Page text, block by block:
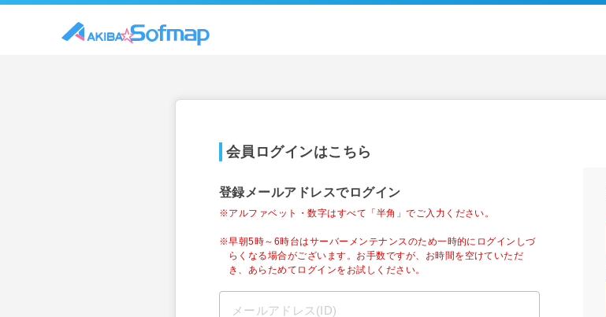
会員ログインはこちら
登録メールアドレスでログイン
※アルファベット・数字はすべて「半角」でご入力ください。
※早朝5時～6時台はサーバーメンテナンスのため一時的にログインしづ
らくなる場合がございます。お手数ですが、お時間を空けていただ
き、あらためてログインをお試しください。